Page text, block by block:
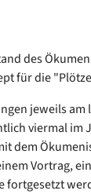
des
für die
jeweils
viermal im
dem
Vortrag,
fortgesetzt